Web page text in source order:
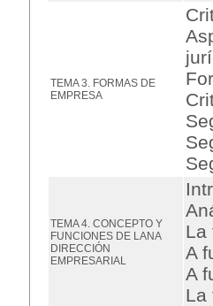
TEMA 3. FORMAS DE
EMPRESA
TEMA 4. CONCEPTO Y
FUNCIONES DE LANA
DIRECCIÓN
EMPRESARIAL
La
A
A
La